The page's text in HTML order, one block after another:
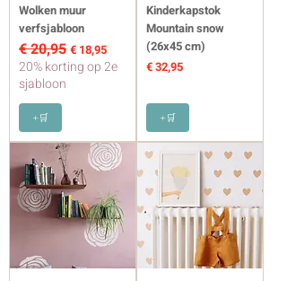
Wolken muur
verfsjabloon
Normale prijs
€ 20,95 Verkoopprijs
€ 18,95
20% korting op 2e
sjabloon
+🛒
Kinderkapstok
Mountain snow
(26x45 cm)
Prijs
€ 32,95
+🛒